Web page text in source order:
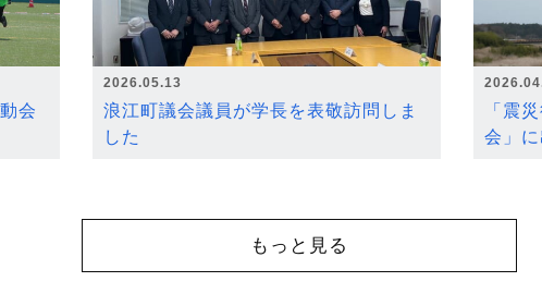
会
2026.05.13
浪江町議会議員が学長を表敬訪問しま
した
「震
会」
もっと見る